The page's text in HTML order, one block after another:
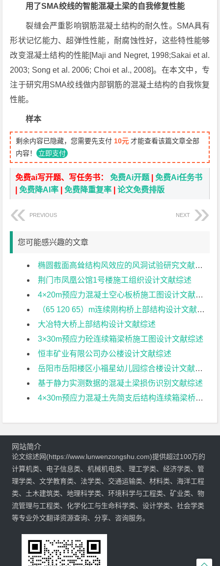
用了SMA绞线的智能混凝土梁的自我修复性能
裂缝会严重影响钢筋混凝土结构的耐久性。SMA具有
形状记忆能力、超弹性性能，耐腐蚀性好，这些特性能够
改变混凝土结构的性能[Maji and Negret, 1998;Sakai et al.
2003; Song et al. 2006; Choi et al., 2008]。在本文中，专
注于研究用SMA绞线做内部钢筋的混凝土结构的自我恢复
性能。
样本
剩余内容已隐藏，您需要先支付 10元 才能查看该篇文章全部
内容！ 立即支付
免费ai写开题、写任务书：免费Ai开题 |免费Ai任务书
|免费降AI率 |免费降重复率 |论文免费排版
PREVIOUS NEXT
您可能感兴趣的文章
椭圆截面高耸结构风效应的风洞试验研究文献综述
荆门市凤凰公馆1号楼施工组织设计文献综述
4×20m预应力混凝土空心板桥施工图设计文献综述
（65 120 65）m连续刚构桥上部结构设计文献综述
大冶特大桥上部结构设计文献综述
3×30m预应力砼连续箱梁桥施工图设计文献综述
恒丰矿业有限公司办公楼设计文献综述
岳阳市岳阳楼区小福星幼儿园综合楼设计文献综述
基于静力实测数据的混凝土梁损伤识别文献综述
4×30m预应力混凝土先简支后结构连续箱梁桥部分结构设计文献综述
网站简介
论文综述网(https://www.lunwenzongshu.com)提供超过100万的
计算机类、电子信息类、机械机电类、理工学类、经济学类、管
理学类、文学教育类、法学类、交通运输类、材料类、海洋工程
类、土木建筑类、地理科学类、环境科学与工程类、矿业类、物
流管理与工程类、化学化工与生命科学类、设计学类、社会学类
等专业外文翻译资源查询、分享、咨询服务。